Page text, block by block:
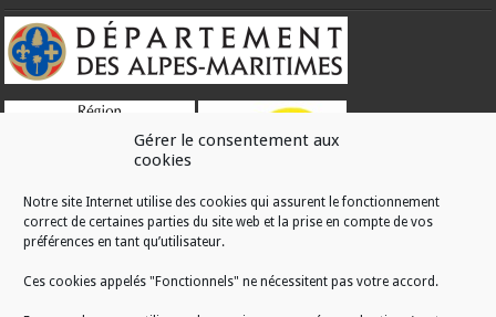
Gérer le consentement aux
cookies
Notre site Internet utilise des cookies qui assurent le fonctionnement
correct de certaines parties du site web et la prise en compte de vos
préférences en tant qu’utilisateur.
Ces cookies appelés "Fonctionnels" ne nécessitent pas votre accord.
RÉALISATION